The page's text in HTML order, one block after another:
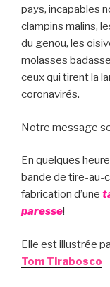
pays, incapables
clampins malins,
du genou, les
molasses
ceux qui tirent la
coronavirés.
Notre message
En quelques
bande de tire-au-
fabrication d’une
paresse!
Elle est illustrée
Tom Tirabosco